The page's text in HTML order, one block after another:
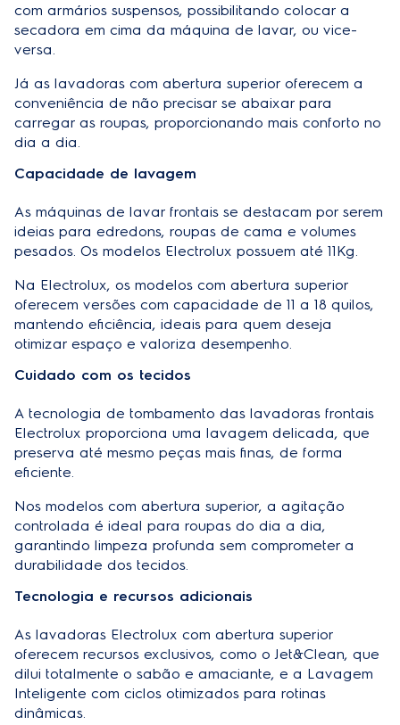
com armários suspensos, possibilitando colocar a
secadora em cima da máquina de lavar, ou vice-
versa.
Já as lavadoras com abertura superior oferecem a
conveniência de não precisar se abaixar para
carregar as roupas, proporcionando mais conforto no
dia a dia.
Capacidade de lavagem
As máquinas de lavar frontais se destacam por serem
ideias para edredons, roupas de cama e volumes
pesados. Os modelos Electrolux possuem até 11Kg.
Na Electrolux, os modelos com abertura superior
oferecem versões com capacidade de 11 a 18 quilos,
mantendo eficiência, ideais para quem deseja
otimizar espaço e valoriza desempenho.
Cuidado com os tecidos
A tecnologia de tombamento das lavadoras frontais
Electrolux proporciona uma lavagem delicada, que
preserva até mesmo peças mais finas, de forma
eficiente.
Nos modelos com abertura superior, a agitação
controlada é ideal para roupas do dia a dia,
garantindo limpeza profunda sem comprometer a
durabilidade dos tecidos.
Tecnologia e recursos adicionais
As lavadoras Electrolux com abertura superior
oferecem recursos exclusivos, como o Jet&Clean, que
dilui totalmente o sabão e amaciante, e a Lavagem
Inteligente com ciclos otimizados para rotinas
dinâmicas.